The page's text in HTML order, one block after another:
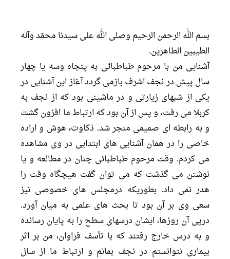
بسم الله الرحمن الرحيم وصلى الله على سيدنا محمّد وآله
الطيبين الطاهرين.
آشنايى من با مرحوم طباطبائى به پنجاه وسه يا چهار
سال پيش در نجف اشرف بازمى گردد آغاز اين آشنايى در
يكى از شبهاى زيارتى و در ماشينى بود كه از نجف به
كربلا مى رفت، و پس از آن بود كه ارتباط ما افزون گشت
و به رابطه اى صميمى منجر شد. ذكاوت، هوش و اراده
خاصى را در همان آشنايى هاى ابتدايى در وى مشاهده
مى كردم. وقت مرحوم طباطبائى چنان در مطالعه و يا
نوشتن مى گذشت كه مى توان گفت هيچگاه وقت را
هدر نمى داد. بطوريكه درمجلس هاى خصوصى نيز
سعى وى بر آن بود تا بحث هاى علمى به ميان آورد.
درپى آن روزها، ايشان درسهاى سطح را به پايان رسانده
و به درس خارج رفتند كه با تأسف فراوان، من بر اثر
بيمارى نتوانستم در نجف بمانم و ارتباط ما از سال